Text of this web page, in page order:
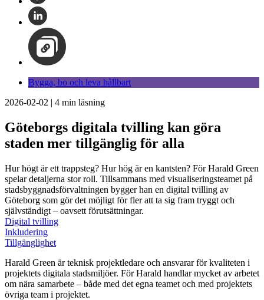
Bygga, bo och leva hållbart
2026-02-02 | 4 min läsning
Göteborgs digitala tvilling kan göra
staden mer tillgänglig för alla
Hur högt är ett trappsteg? Hur hög är en kantsten? För Harald Green
spelar detaljerna stor roll. Tillsammans med visualiseringsteamet på
stadsbyggnadsförvaltningen bygger han en digital tvilling av
Göteborg som gör det möjligt för fler att ta sig fram tryggt och
självständigt – oavsett förutsättningar.
Digital tvilling
Inkludering
Tillgänglighet
Harald Green är teknisk projektledare och ansvarar för kvaliteten i
projektets digitala stadsmiljöer. För Harald handlar mycket av arbetet
om nära samarbete – både med det egna teamet och med projektets
övriga team i projektet.